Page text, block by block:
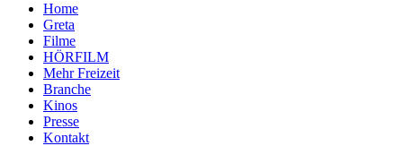
Home
Greta
Filme
HÖRFILM
Mehr Freizeit
Branche
Kinos
Presse
Kontakt